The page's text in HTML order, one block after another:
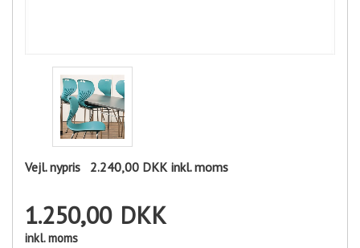
Vejl. nypris 2.240,00 DKK inkl. moms
1.250,00 DKK
inkl. moms